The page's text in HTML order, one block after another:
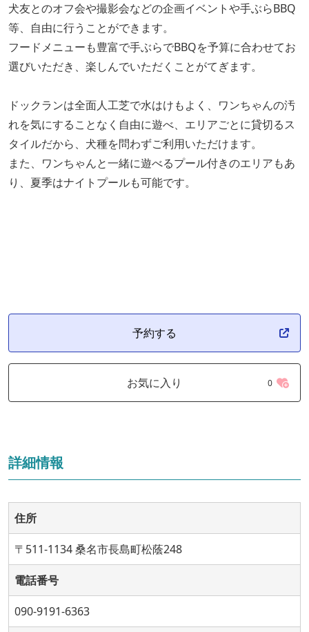
犬友とのオフ会や撮影会などの企画イベントや手ぶらBBQ
等、自由に行うことができます。
フードメニューも豊富で手ぶらでBBQを予算に合わせてお
選びいただき、楽しんでいただくことがてぎます。
ドックランは全面人工芝で水はけもよく、ワンちゃんの汚
れを気にすることなく自由に遊べ、エリアごとに貸切るス
タイルだから、犬種を問わずご利用いただけます。
また、ワンちゃんと一緒に遊べるプール付きのエリアもあ
り、夏季はナイトプールも可能です。
予約する
お気に入り 0
詳細情報
住所
〒511-1134 桑名市長島町松蔭248
電話番号
090-9191-6363